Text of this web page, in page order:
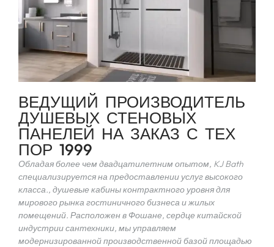
ВЕДУЩИЙ ПРОИЗВОДИТЕЛЬ
ДУШЕВЫХ СТЕНОВЫХ
ПАНЕЛЕЙ НА ЗАКАЗ С ТЕХ
ПОР 1999
Обладая более чем двадцатилетним опытом, KJ Bath
специализируется на предоставлении услуг высокого
класса., душевые кабины контрактного уровня для
мирового рынка гостиничного бизнеса и жилых
помещений. Расположен в Фошане, сердце китайской
индустрии сантехники, мы управляем
модернизированной производственной базой площадью